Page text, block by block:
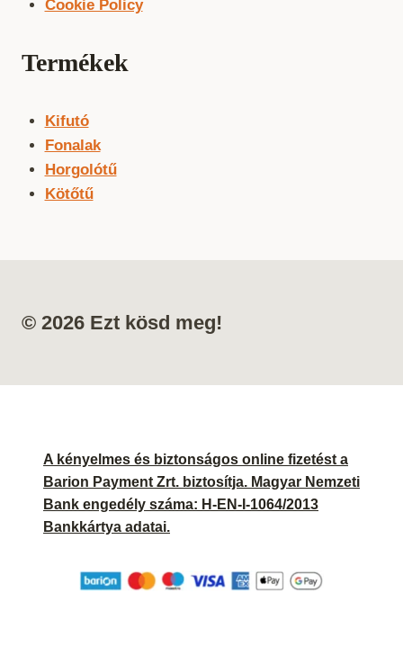
Cookie Policy
Termékek
Kifutó
Fonalak
Horgolótű
Kötőtű
© 2026 Ezt kösd meg!
A kényelmes és biztonságos online fizetést a
Barion Payment Zrt. biztosítja. Magyar Nemzeti
Bank engedély száma: H-EN-I-1064/2013
Bankkártya adatai.